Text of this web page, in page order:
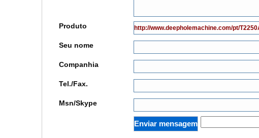
Produto
Seu nome
Companhia
Tel./Fax.
Msn/Skype